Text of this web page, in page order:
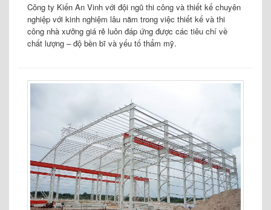
Công ty Kiến An Vinh với đội ngũ thi công và thiết kế chuyên
nghiệp với kinh nghiệm lâu năm trong việc thiết kế và thi
công nhà xưởng giá rẻ luôn đáp ứng được các tiêu chí về
chất lượng – độ bền bĩ và yếu tố thẩm mỹ.